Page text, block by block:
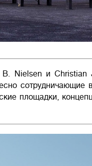
Nielsen и
площадки,